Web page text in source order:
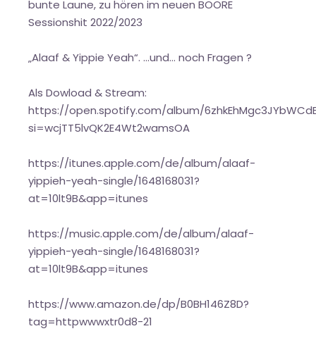
bunte Laune, zu hören im neuen BOORE
Sessionshit 2022/2023
„Alaaf & Yippie Yeah“. …und… noch Fragen ?
Als Dowload & Stream:
https://open.spotify.com/album/
si=wcjTT5lvQK2E4Wt2wamsOA
https://itunes.apple.com/de/album/alaaf-
yippieh-yeah-single/1648168031?
at=10lt9B&app=itunes
https://music.apple.com/de/album/alaaf-
yippieh-yeah-single/1648168031?
at=10lt9B&app=itunes
https://www.amazon.de/dp/B0BH146Z8D?
tag=httpwwwxtr0d8-21